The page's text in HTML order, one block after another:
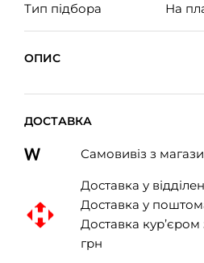
Тип підбора
На
ОПИС
ДОСТАВКА
Самовивіз з
Доставка у
Доставка у
Доставка кур’єром
грн